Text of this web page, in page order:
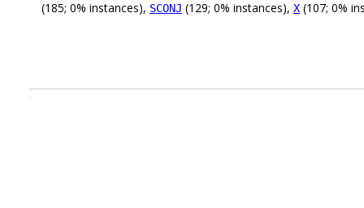
(185; 0% instances), SCONJ (129; 0% instances), X (107; 0%
.